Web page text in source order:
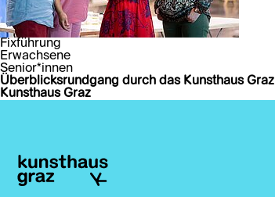
Fixführung
Erwachsene
Senior*innen
Überblicksrundgang durch das Kunsthaus Graz
Kunsthaus Graz